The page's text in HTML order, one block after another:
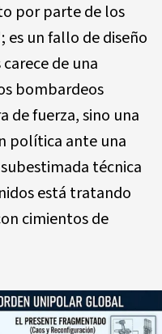
por parte de los
es un fallo de diseño
de una
bombardeos
de fuerza, sino una
política ante una
técnica
está tratando
cimientos de